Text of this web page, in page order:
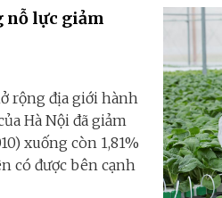
nỗ lực giảm
rộng địa giới hành
Hà Nội đã giảm
xuống còn 1,81%
có được bên cạnh